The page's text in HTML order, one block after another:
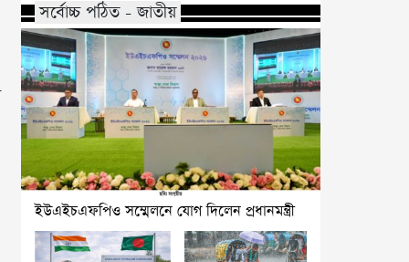
সর্বোচ্চ পঠিত - জাতীয়
ইউএইচএফপিও সম্মেলনে যোগ দিলেন প্রধানমন্ত্রী